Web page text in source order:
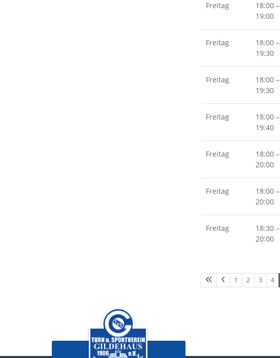
Freitag 18:00–
19:00
Freitag 18:00–
19:30
Freitag 18:00–
19:30
Freitag 18:00–
19:40
Freitag 18:00–
20:00
Freitag 18:00–
20:00
Freitag 18:30–
20:00
1 2 3 4